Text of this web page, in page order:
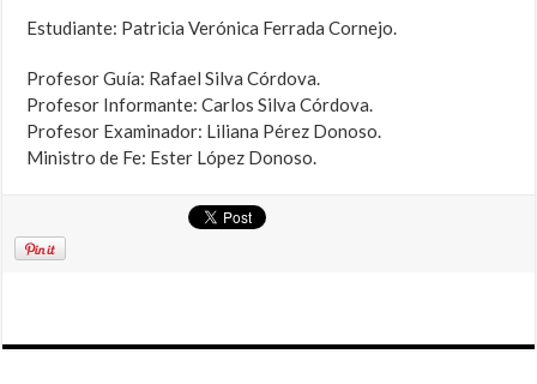
Estudiante: Patricia Verónica Ferrada Cornejo.
Profesor Guía: Rafael Silva Córdova.
Profesor Informante: Carlos Silva Córdova.
Profesor Examinador: Liliana Pérez Donoso.
Ministro de Fe: Ester López Donoso.